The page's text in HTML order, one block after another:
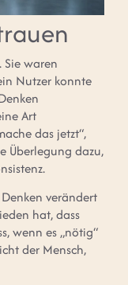
Sie waren
Nutzer konnte
Art
das jetzt“,
Überlegung dazu,
verändert
hat, dass
wenn es „nötig“
der Mensch,